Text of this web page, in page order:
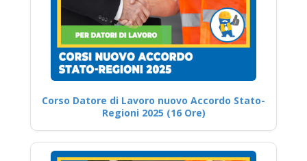
Corso Datore di Lavoro nuovo Accordo Stato-
Regioni 2025 (16 Ore)